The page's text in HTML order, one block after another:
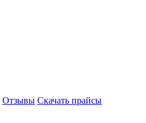
Отзывы Скачать прайсы